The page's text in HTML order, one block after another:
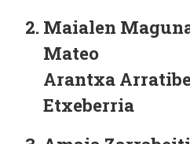
Maialen
Mateo
Arantxa
Etxeberria